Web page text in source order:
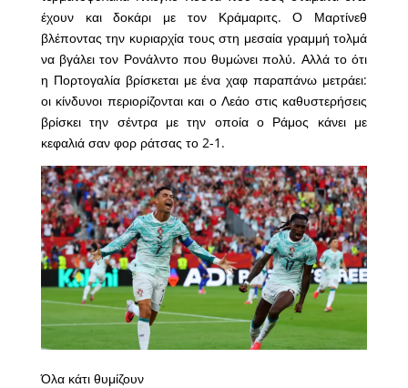
έχουν και δοκάρι με τον Κράμαριτς. Ο Μαρτίνεθ
βλέποντας την κυριαρχία τους στη μεσαία γραμμή τολμά
να βγάλει τον Ρονάλντο που θυμώνει πολύ. Αλλά το ότι
η Πορτογαλία βρίσκεται με ένα χαφ παραπάνω μετράει:
οι κίνδυνοι περιορίζονται και ο Λεάο στις καθυστερήσεις
βρίσκει την σέντρα με την οποία ο Ράμος κάνει με
κεφαλιά σαν φορ ράτσας το 2-1.
Όλα κάτι θυμίζουν